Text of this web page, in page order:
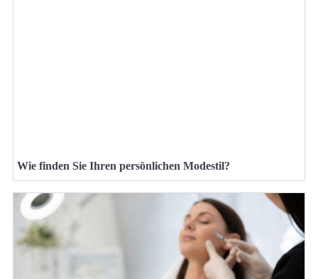
Wie finden Sie Ihren persönlichen Modestil?